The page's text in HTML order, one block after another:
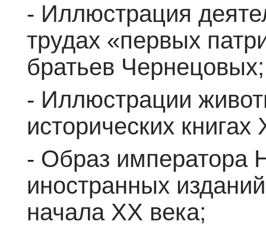
- Иллюстрация
трудах «первых
братьев Чернецовых;
- Иллюстрации
исторических книгах
- Образ императора
иностранных
начала XX века;